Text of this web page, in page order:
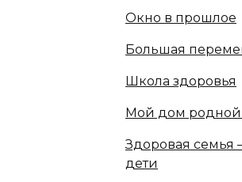
Окно в прошлое
Большая
Школа здоровья
Мой дом
Здоровая семья
дети